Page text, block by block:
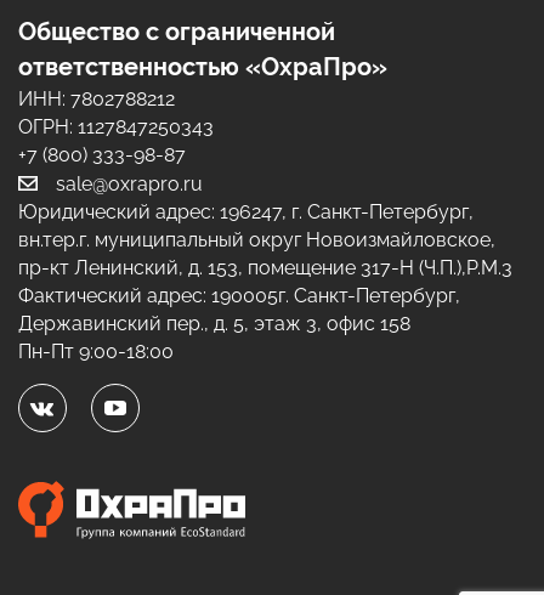
Общество с ограниченной
ответственностью «ОхраПро»
ИНН: 7802788212
ОГРН: 1127847250343
+7 (800) 333-98-87
sale@oxrapro.ru
Юридический адрес: 196247, г. Санкт-Петербург,
вн.тер.г. муниципальный округ Новоизмайловское,
пр-кт Ленинский, д. 153, помещение 317-Н (Ч.П.),Р.М.3
Фактический адрес: 190005г. Санкт-Петербург,
Державинский пер., д. 5, этаж 3, офис 158
Пн-Пт 9:00-18:00